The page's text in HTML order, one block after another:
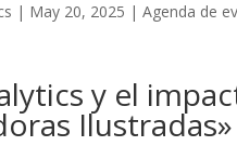
| May 20, 2025 |Agenda de
y el
Ilustradas»